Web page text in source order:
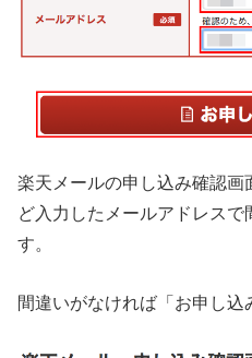
楽天メールの申し込み確認画
ど入力したメールアドレスで
す。
間違いがなければ「お申し込